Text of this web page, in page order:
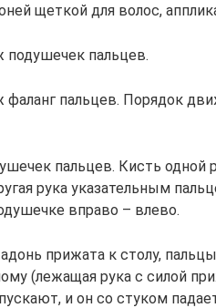
щеткой для волос,
подушечек пальцев.
пальцев. Порядок
пальцев. Кисть одной
рука указательным
вправо – влево.
прижата к столу,
(лежащая рука с силой
и он со стуком